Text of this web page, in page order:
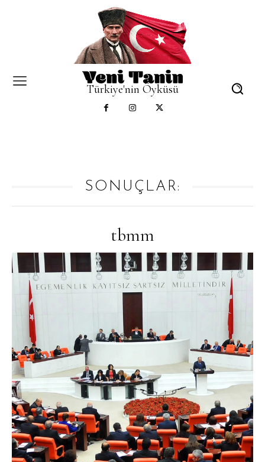
Türkiye'nin Öyküsü
SONUÇLAR:
tbmm